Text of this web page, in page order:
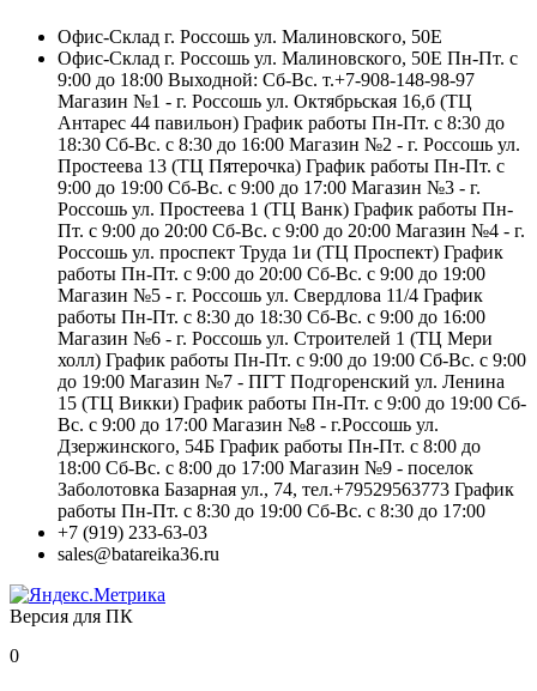
Офис-Склад г. Россошь ул. Малиновского, 50Е
Офис-Склад г. Россошь ул. Малиновского, 50Е Пн-Пт. с
9:00 до 18:00 Выходной: Сб-Вс. т.+7-908-148-98-97
Магазин №1 - г. Россошь ул. Октябрьская 16,б (ТЦ
Антарес 44 павильон) График работы Пн-Пт. с 8:30 до
18:30 Сб-Вс. с 8:30 до 16:00 Магазин №2 - г. Россошь ул.
Простеева 13 (ТЦ Пятерочка) График работы Пн-Пт. с
9:00 до 19:00 Сб-Вс. с 9:00 до 17:00 Магазин №3 - г.
Россошь ул. Простеева 1 (ТЦ Ванк) График работы Пн-
Пт. с 9:00 до 20:00 Сб-Вс. с 9:00 до 20:00 Магазин №4 - г.
Россошь ул. проспект Труда 1и (ТЦ Проспект) График
работы Пн-Пт. с 9:00 до 20:00 Сб-Вс. с 9:00 до 19:00
Магазин №5 - г. Россошь ул. Свердлова 11/4 График
работы Пн-Пт. с 8:30 до 18:30 Сб-Вс. с 9:00 до 16:00
Магазин №6 - г. Россошь ул. Строителей 1 (ТЦ Мери
холл) График работы Пн-Пт. с 9:00 до 19:00 Сб-Вс. с 9:00
до 19:00 Магазин №7 - ПГТ Подгоренский ул. Ленина
15 (ТЦ Викки) График работы Пн-Пт. с 9:00 до 19:00 Сб-
Вс. с 9:00 до 17:00 Магазин №8 - г.Россошь ул.
Дзержинского, 54Б График работы Пн-Пт. с 8:00 до
18:00 Сб-Вс. с 8:00 до 17:00 Магазин №9 - поселок
Заболотовка Базарная ул., 74, тел.+79529563773 График
работы Пн-Пт. с 8:30 до 19:00 Сб-Вс. с 8:30 до 17:00
+7 (919) 233-63-03
sales@batareika36.ru
Версия для ПК
0